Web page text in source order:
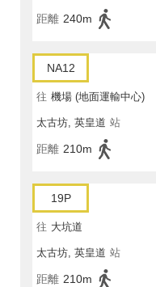
距離 240m
NA12
往 機場 (地面運輸中心)
太古坊, 英皇道 站
距離 210m
19P
往 大坑道
太古坊, 英皇道 站
距離 210m